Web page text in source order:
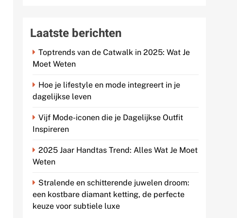
Laatste berichten
Toptrends van de Catwalk in 2025: Wat Je
Moet Weten
Hoe je lifestyle en mode integreert in je
dagelijkse leven
Vijf Mode-iconen die je Dagelijkse Outfit
Inspireren
2025 Jaar Handtas Trend: Alles Wat Je Moet
Weten
Stralende en schitterende juwelen droom:
een kostbare diamant ketting, de perfecte
keuze voor subtiele luxe